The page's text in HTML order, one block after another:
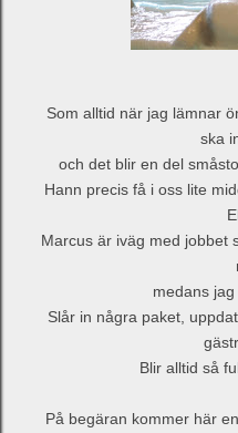
Som alltid när jag lämnar
ska
och det blir en del
Hann precis få i oss lite
Marcus är iväg med jobbet
medans jag
Slår in några paket,
Blir alltid så
På begäran kommer här